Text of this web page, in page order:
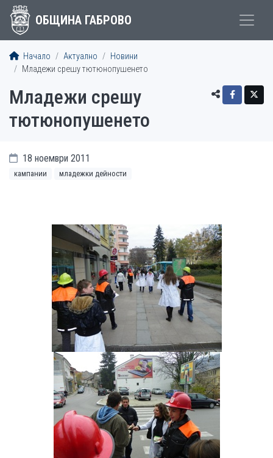
ОБЩИНА ГАБРОВО
Начало Актуално
Новини
Младежи срешу тютюнопушенето
Младежи срешу
тютюнопушенето
18 ноември 2011
кампании младежки дейности